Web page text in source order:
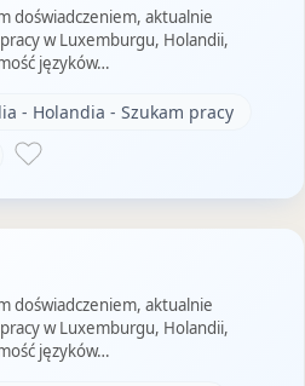
doświadczeniem, aktualnie
w Luxemburgu, Holandii,
języków…
- Holandia - Szukam pracy
doświadczeniem, aktualnie
w Luxemburgu, Holandii,
języków…